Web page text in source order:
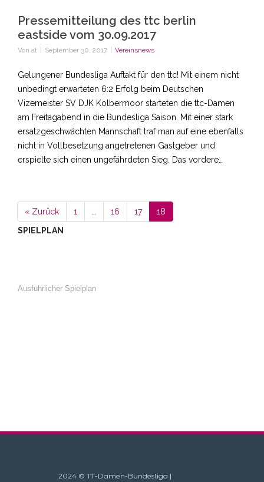
Pressemitteilung des ttc berlin
eastside vom 30.09.2017
Von at September 30, 2017 Vereinsnews
Gelungener Bundesliga Auftakt für den ttc! Mit einem nicht
unbedingt erwarteten 6:2 Erfolg beim Deutschen
Vizemeister SV DJK Kolbermoor starteten die ttc-Damen
am Freitagabend in die Bundesliga Saison. Mit einer stark
ersatzgeschwächten Mannschaft traf man auf eine ebenfalls
nicht in Vollbesetzung angetretenen Gastgeber und
erspielte sich einen ungefährdeten Sieg. Das vordere…
« Zurück Seite
1 Seite
16 Seite
17 Seite
18
SPIELPLAN
Ausführlicher Spielplan
2024 © TT-Damen-Bundesliga |